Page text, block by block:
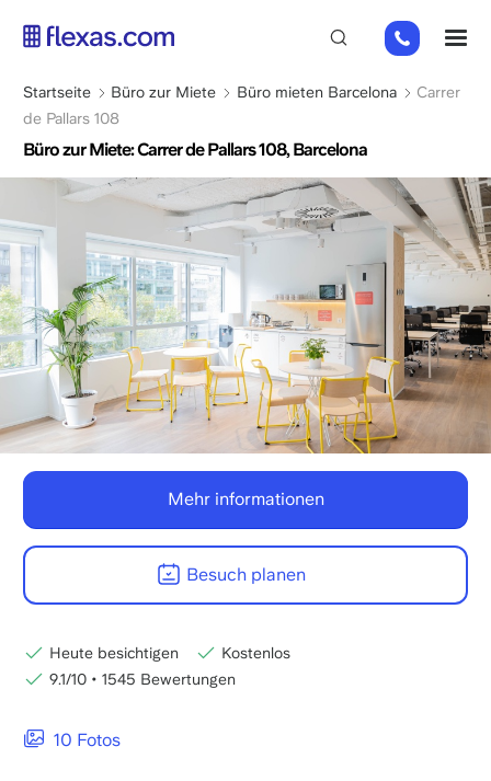
zum
+31
202
269
Pfadnavigation
Startseite Büro zur Miete Büro mieten Barcelona
Carrer
de Pallars 108
Büro zur Miete: Carrer de Pallars 108, Barcelona
10 Fotos
Mehr informationen
Besuch planen
Heute besichtigen
Kostenlos
9.1/10 • 1545 Bewertungen